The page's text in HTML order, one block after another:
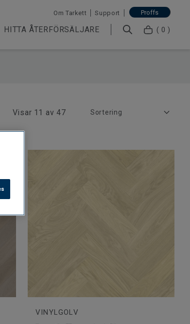
Om Tarkett Support Proffs
HITTA ÅTERFÖRSÄLJARE ( 0 )
Visar 11 av 47
VINYLGOLV